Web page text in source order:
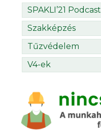
SPAKLI’21 Podcast
Szakképzés
Tűzvédelem
V4-ek